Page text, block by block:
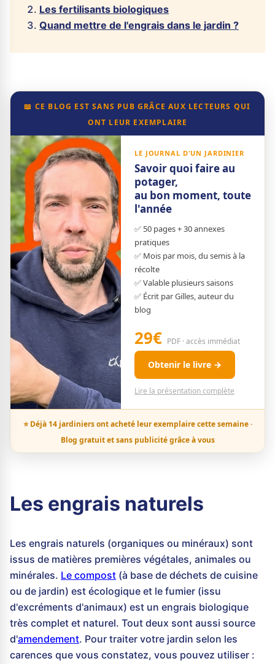
Les fertilisants biologiques
Quand mettre de l'engrais dans le jardin ?
📖 CE BLOG EST SANS PUB GRÂCE AUX LECTEURS QUI
ONT LEUR EXEMPLAIRE
LE JOURNAL D'UN JARDINIER
Savoir quoi faire au
potager,
au bon moment, toute
l'année
✅ 50 pages + 30 annexes
pratiques
✅ Mois par mois, du semis à la
récolte
✅ Valable plusieurs saisons
✅ Écrit par Gilles, auteur du
blog
29€ PDF · accès immédiat
Obtenir le livre →
Lire la présentation complète
⭐ Déjà 14 jardiniers ont acheté leur exemplaire cette semaine ·
Blog gratuit et sans publicité grâce à vous
Les engrais naturels
Les engrais naturels (organiques ou minéraux) sont
issus de matières premières végétales, animales ou
minérales. Le compost (à base de déchets de cuisine
ou de jardin) est écologique et le fumier (issu
d'excréments d'animaux) est un engrais biologique
très complet et naturel. Tout deux sont aussi source
d'amendement. Pour traiter votre jardin selon les
carences que vous constatez, vous pouvez utiliser :